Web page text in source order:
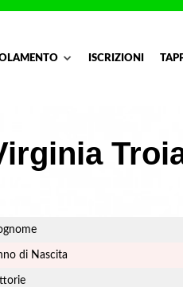
ISCRIZIONI
di Nascita